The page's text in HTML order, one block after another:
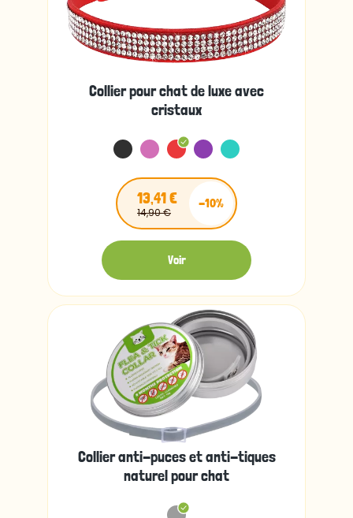
Collier pour chat de luxe avec
cristaux
13,41 €
14,90 €
-10%
Voir
Collier anti-puces et anti-tiques
naturel pour chat